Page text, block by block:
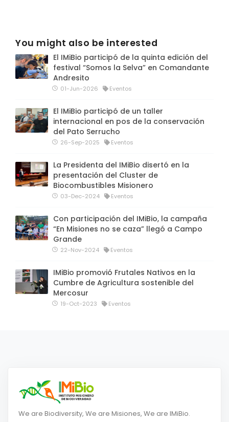
You might also be interested
El IMiBio participó de la quinta edición del
festival “Somos la Selva” en Comandante
Andresito
01-Jun-2026 Eventos
El IMiBio participó de un taller
internacional en pos de la conservación
del Pato Serrucho
26-Sep-2025 Eventos
La Presidenta del IMiBio disertó en la
presentación del Cluster de
Biocombustibles Misionero
03-Dec-2024 Eventos
Con participación del IMiBio, la campaña
“En Misiones no se caza” llegó a Campo
Grande
22-Nov-2024 Eventos
IMiBio promovió Frutales Nativos en la
Cumbre de Agricultura sostenible del
Mercosur
19-Oct-2023 Eventos
We are Biodiversity, We are Misiones, We are IMiBio.